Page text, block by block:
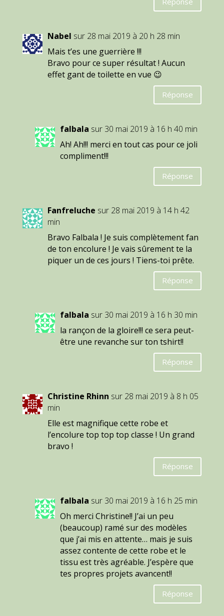
Nabel sur 28 mai 2019 à 20 h 28 min
Mais t’es une guerrière !!!
Bravo pour ce super résultat ! Aucun
effet gant de toilette en vue 😉
Réponse
falbala sur 30 mai 2019 à 16 h 40 min
Ah! Ah!!! merci en tout cas pour ce joli
compliment!!!
Réponse
Fanfreluche sur 28 mai 2019 à 14 h 42
min
Bravo Falbala ! Je suis complètement fan
de ton encolure ! Je vais sûrement te la
piquer un de ces jours ! Tiens-toi prête.
Réponse
falbala sur 30 mai 2019 à 16 h 30 min
la rançon de la gloire!!! ce sera peut-
être une revanche sur ton tshirt!!
Réponse
Christine Rhinn sur 28 mai 2019 à 8 h 05
min
Elle est magnifique cette robe et
l’encolure top top top classe ! Un grand
bravo !
Réponse
falbala sur 30 mai 2019 à 16 h 25 min
Oh merci Christine!! J’ai un peu
(beaucoup) ramé sur des modèles
que j’ai mis en attente… mais je suis
assez contente de cette robe et le
tissu est très agréable. J’espère que
tes propres projets avancent!!
Réponse